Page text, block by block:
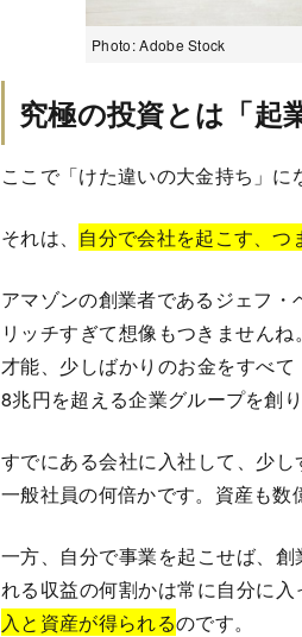
Photo: Adobe Stock
究極の投資とは「起
ここで「けた違いの大金持ち」に
それは、 自分で会社を起こす、つ
アマゾンの創業者であるジェフ・
リッチすぎて想像もつきません
才能、少しばかりのお金をすべ
8兆円を超える企業グループを創
すでにある会社に入社して、少
一般社員の何倍かです。資産も数
一方、自分で事業を起こせば、
れる収益の何割かは常に自分に
入と資産が得られるのです。